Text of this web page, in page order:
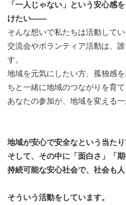
「一人じゃない」という安心感
けたい——
そんな想いで私たちは活動して
交流会やボランティア活動は、
す。
地域を元気にしたい方、孤独感
ちと一緒に地域のつながりを育て
あなたの参加が、地域を変える一
地域が安心で安全なという当た
そして、その中に「面白さ」「期
持続可能な安心社会で、社会も
そういう活動をしています。